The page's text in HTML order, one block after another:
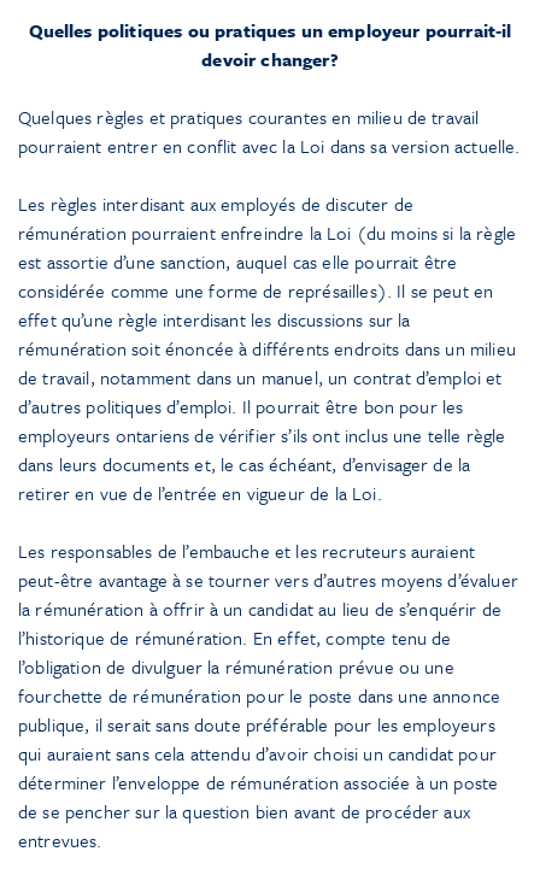
Quelles politiques ou pratiques un employeur pourrait‑il
devoir changer?
Quelques règles et pratiques courantes en milieu de travail
pourraient entrer en conflit avec la Loi dans sa version actuelle.
Les règles interdisant aux employés de discuter de
rémunération pourraient enfreindre la Loi (du moins si la règle
est assortie d’une sanction, auquel cas elle pourrait être
considérée comme une forme de représailles). Il se peut en
effet qu’une règle interdisant les discussions sur la
rémunération soit énoncée à différents endroits dans un milieu
de travail, notamment dans un manuel, un contrat d’emploi et
d’autres politiques d’emploi. Il pourrait être bon pour les
employeurs ontariens de vérifier s’ils ont inclus une telle règle
dans leurs documents et, le cas échéant, d’envisager de la
retirer en vue de l’entrée en vigueur de la Loi.
Les responsables de l’embauche et les recruteurs auraient
peut-être avantage à se tourner vers d’autres moyens d’évaluer
la rémunération à offrir à un candidat au lieu de s’enquérir de
l’historique de rémunération. En effet, compte tenu de
l’obligation de divulguer la rémunération prévue ou une
fourchette de rémunération pour le poste dans une annonce
publique, il serait sans doute préférable pour les employeurs
qui auraient sans cela attendu d’avoir choisi un candidat pour
déterminer l’enveloppe de rémunération associée à un poste
de se pencher sur la question bien avant de procéder aux
entrevues.